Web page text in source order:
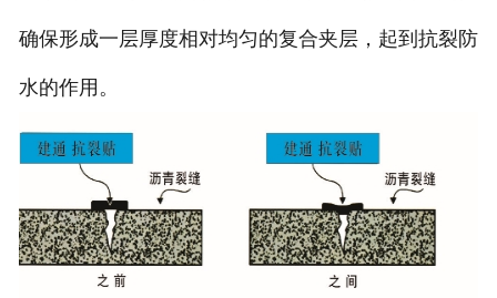
确保形成一层厚度相对均匀的复合夹层，起到抗裂防
水的作用。